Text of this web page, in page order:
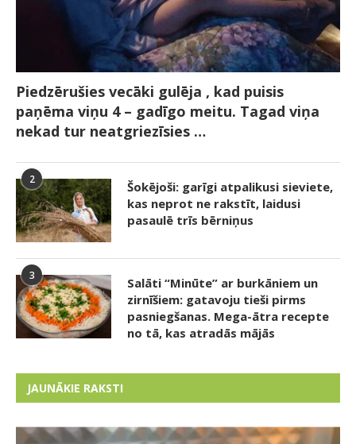
Piedzērušies vecāki gulēja , kad puisis
paņēma viņu 4 – gadīgo meitu. Tagad viņa
nekad tur neatgriezīsies …
2
Šokējoši: garīgi atpalikusi sieviete,
kas neprot ne rakstīt, laidusi
pasaulē trīs bērniņus
3
Salāti “Minūte” ar burkāniem un
zirnīšiem: gatavoju tieši pirms
pasniegšanas. Mega-ātra recepte
no tā, kas atradās mājās
JAUNĀKIE RAKSTI